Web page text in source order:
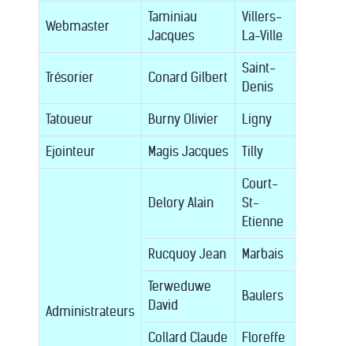
Webmaster
Taminiau
Jacques
Villers-
La-Ville
Trésorier Conard Gilbert
Saint-
Denis
Tatoueur Burny Olivier Ligny
Ejointeur Magis Jacques Tilly
Administrateurs
Delory Alain
Court-
St-
Etienne
Rucquoy Jean Marbais
Terweduwe
David
Baulers
Collard Claude Floreffe